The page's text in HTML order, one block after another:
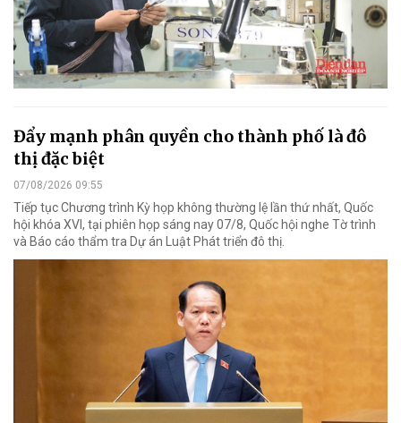
Đẩy mạnh phân quyền cho thành phố là đô
thị đặc biệt
07/08/2026 09:55
Tiếp tục Chương trình Kỳ họp không thường lệ lần thứ nhất, Quốc
hội khóa XVI, tại phiên họp sáng nay 07/8, Quốc hội nghe Tờ trình
và Báo cáo thẩm tra Dự án Luật Phát triển đô thị.